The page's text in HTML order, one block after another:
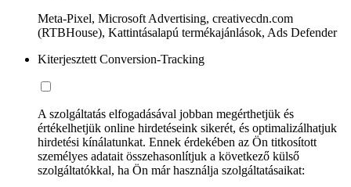
Meta-Pixel, Microsoft Advertising, creativecdn.com
(RTBHouse), Kattintásalapú termékajánlások, Ads Defender
Kiterjesztett Conversion-Tracking
A szolgáltatás elfogadásával jobban megérthetjük és
értékelhetjük online hirdetéseink sikerét, és optimalizálhatjuk
hirdetési kínálatunkat. Ennek érdekében az Ön titkosított
személyes adatait összehasonlítjuk a következő külső
szolgáltatókkal, ha Ön már használja szolgáltatásaikat: